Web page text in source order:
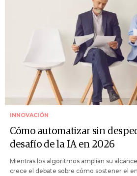
INNOVACIÓN
Cómo automatizar sin
desafío de la IA en 2026
Mientras los algoritmos amplían su
crece el debate sobre cómo sostener el